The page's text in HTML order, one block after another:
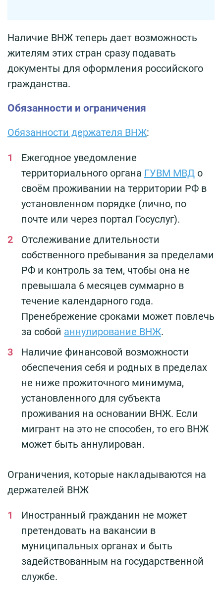
Наличие ВНЖ теперь дает возможность
жителям этих стран сразу подавать
документы для оформления российского
гражданства.
Обязанности и ограничения
Обязанности держателя ВНЖ:
Ежегодное уведомление
территориального органа ГУВМ МВД о
своём проживании на территории РФ в
установленном порядке (лично, по
почте или через портал Госуслуг).
Отслеживание длительности
собственного пребывания за пределами
РФ и контроль за тем, чтобы она не
превышала 6 месяцев суммарно в
течение календарного года.
Пренебрежение сроками может повлечь
за собой аннулирование ВНЖ.
Наличие финансовой возможности
обеспечения себя и родных в пределах
не ниже прожиточного минимума,
установленного для субъекта
проживания на основании ВНЖ. Если
мигрант на это не способен, то его ВНЖ
может быть аннулирован.
Ограничения, которые накладываются на
держателей ВНЖ
Иностранный гражданин не может
претендовать на вакансии в
муниципальных органах и быть
задействованным на государственной
службе.